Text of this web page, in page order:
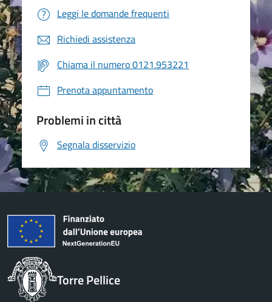
Leggi le domande frequenti
Richiedi assistenza
Chiama il numero 0121.953221
Prenota appuntamento
Problemi in città
Segnala disservizio
Torre Pellice